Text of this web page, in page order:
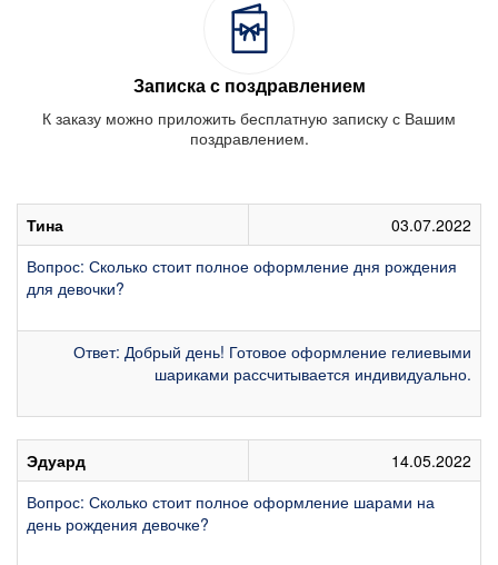
Записка с поздравлением
К заказу можно приложить бесплатную записку с Вашим
поздравлением.
Тина
03.07.2022
Вопрос: Сколько стоит полное оформление дня рождения
для девочки?
Ответ: Добрый день! Готовое оформление гелиевыми
шариками рассчитывается индивидуально.
Эдуард
14.05.2022
Вопрос: Сколько стоит полное оформление шарами на
день рождения девочке?